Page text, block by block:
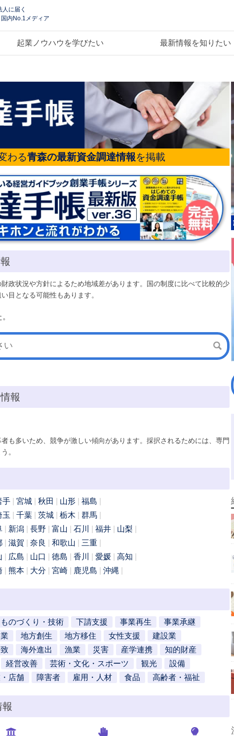
に届く
内No.1メディア
起業ノウハウを学びたい 最新情報を知りたい
わる青森の最新資金調達情報を掲載
政状況や方針によるため地域差があります。国の制度に比べて比較的少
目となる可能性もあります。
報
も多いため、競争が激しい傾向があります。採択されるためには、専門
。
手 宮城 秋田 山形
福島
玉 千葉 茨城 栃木
群馬
新潟 長野 富山 石川 福井
山梨
滋賀 奈良 和歌山
三重
広島 山口 徳島 香川 愛媛
高知
熊本 大分 宮崎 鹿児島 沖縄
ものづくり・技術 下請支援 事業再生
事業承継
地方創生 地方移住 女性支援
建設業
海外進出 漁業 災害 産学連携
知的財産
経営改善 芸術・文化・スポーツ 観光
設備
店舗 障害者 雇用・人材 食品 高齢者・福祉